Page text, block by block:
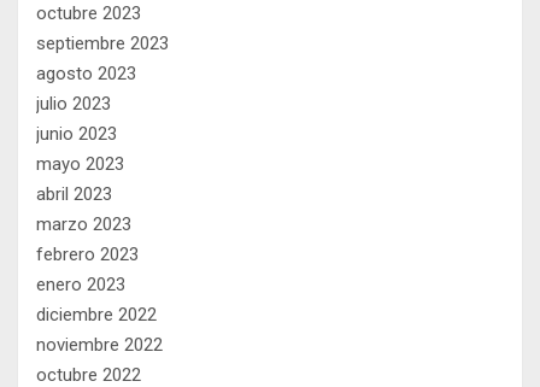
octubre 2023
septiembre 2023
agosto 2023
julio 2023
junio 2023
mayo 2023
abril 2023
marzo 2023
febrero 2023
enero 2023
diciembre 2022
noviembre 2022
octubre 2022